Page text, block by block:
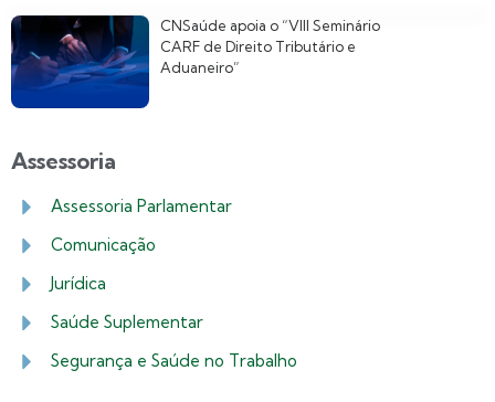
CNSaúde apoia o “VIII Seminário
CARF de Direito Tributário e
Aduaneiro”
Assessoria
Assessoria Parlamentar
Comunicação
Jurídica
Saúde Suplementar
Segurança e Saúde no Trabalho